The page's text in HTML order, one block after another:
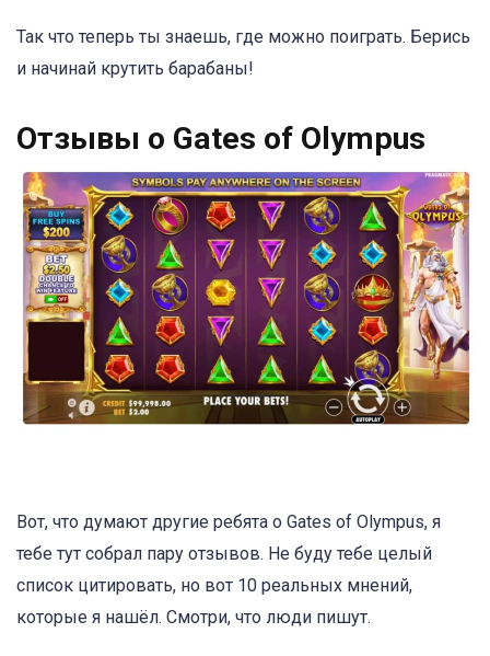
Так что теперь ты знаешь, где можно поиграть. Берись
и начинай крутить барабаны!
Отзывы о Gates of Olympus
Вот, что думают другие ребята о Gates of Olympus, я
тебе тут собрал пару отзывов. Не буду тебе целый
список цитировать, но вот 10 реальных мнений,
которые я нашёл. Смотри, что люди пишут.